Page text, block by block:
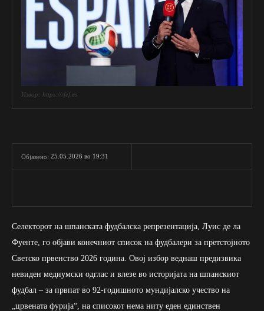
Извор: https://rfef.es
Објавено: 25.05.2026 во 19:31
Селекторот на шпанската фудбалска репрезентација, Луис де ла
Фуенте, го објави конечниот список на фудбалери за претстојното
Светско првенство 2026 година. Овој избор веднаш предизвика
невиден медиумски одглас и влезе во историјата на шпанскиот
фудбал – за првпат во 92-годишното мундијалско учество на
„црвената фурија“, на списокот нема ниту еден единствен